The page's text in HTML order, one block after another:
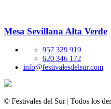
Mesa Sevillana Alta Verde
957 329 919
620 346 172
info@festivalesdelsur.com
© Festivales del Sur | Todos los